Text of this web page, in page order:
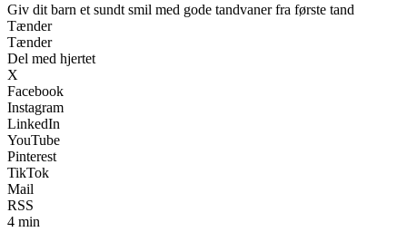
Giv dit barn et sundt smil med gode tandvaner fra første tand
Tænder
Tænder
Del med hjertet
X
Facebook
Instagram
LinkedIn
YouTube
Pinterest
TikTok
Mail
RSS
4 min